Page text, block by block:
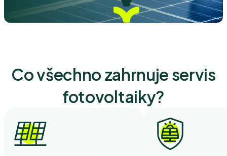
Co všechno zahrnuje servis
fotovoltaiky?